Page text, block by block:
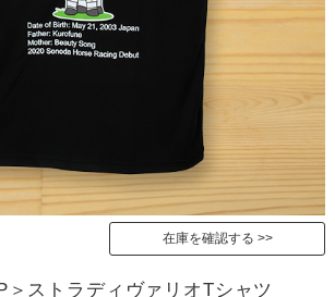
在庫を確認する
＞ストラディヴァリオTシャツ